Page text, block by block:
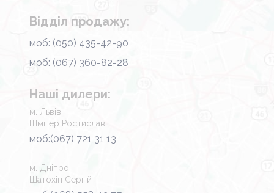
Відділ продажу:
моб: (050) 435-42-90
моб: (067) 360-82-28
Наші дилери:
м. Львів
Шмігер Ростислав
моб:(067) 721 31 13
м. Дніпро
Шатохін Сергій